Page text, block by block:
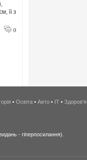
її з
0
• Освіта • Авто • IT • Здоров'я
- гіперпосилання).